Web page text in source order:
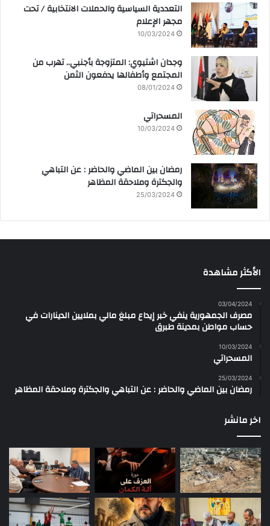
التعددية السياسية والحملات الانتخابية / تحت
مجهر الإعلام
10/03/2024
وجدان اشتيوي: المتزوجة بأجنبي.. تهرب من
المجتمع وأطفالها يدفعون الثمن
08/01/2024
المسحراتي
10/03/2024
رمضان بين الماضي والحاضر : عن التباهي
والجكترة وملاحقة المظاهر
25/03/2024
الأكثر مشاهدة
03/04/2024
مصرف الجمهورية ينفي خبر إيداع مبلغ مالي بملايين الدينارات في
حساب مواطن بمدينة طبرق
10/03/2024
المسحراتي
25/03/2024
رمضان بين الماضي والحاضر : عن التباهي والجكترة وملاحقة المظاهر
اخر مانشر